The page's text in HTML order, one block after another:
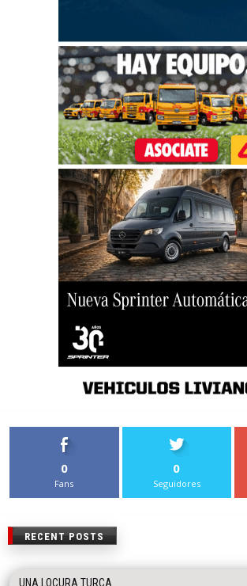
0
Fans
0
Seguidores
RECENT POSTS
UNA LOCURA TURCA